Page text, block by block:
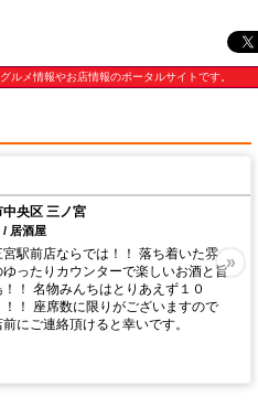
ルメ情報やお店情報のポータルサイトです。
中央区 三ノ宮
/ 居酒屋
宮駅前店ならでは！！ 落ち着いた雰
ゆったりカウンターで楽しいお酒と旨
！！ 名物みんちはとりあえず１０
！！ 座席数に限りがございますので
前にご連絡頂けると幸いです。
»